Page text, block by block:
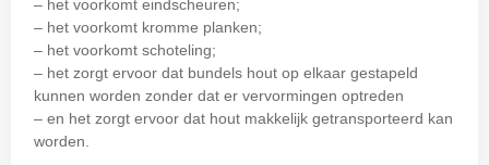
– het voorkomt eindscheuren;
– het voorkomt kromme planken;
– het voorkomt schoteling;
– het zorgt ervoor dat bundels hout op elkaar gestapeld
kunnen worden zonder dat er vervormingen optreden
– en het zorgt ervoor dat hout makkelijk getransporteerd kan
worden.